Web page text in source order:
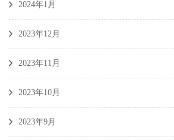
2024年1月
2023年12月
2023年11月
2023年10月
2023年9月